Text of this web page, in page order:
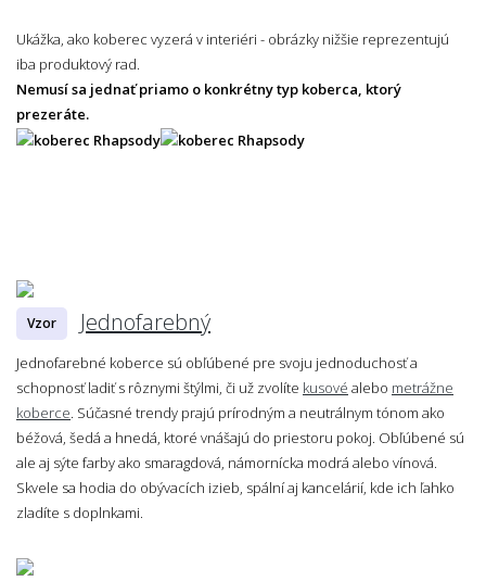
Ukážka, ako koberec vyzerá v interiéri - obrázky nižšie reprezentujú
iba produktový rad.
Nemusí sa jednať priamo o konkrétny typ koberca, ktorý
prezeráte.
Vzor Jednofarebný
Jednofarebné koberce sú obľúbené pre svoju jednoduchosť a
schopnosť ladiť s rôznymi štýlmi, či už zvolíte kusové alebo metrážne
koberce . Súčasné trendy prajú prírodným a neutrálnym tónom ako
béžová, šedá a hnedá, ktoré vnášajú do priestoru pokoj. Obľúbené sú
ale aj sýte farby ako smaragdová, námornícka modrá alebo vínová.
Skvele sa hodia do obývacích izieb, spální aj kancelárií, kde ich ľahko
zladíte s doplnkami.